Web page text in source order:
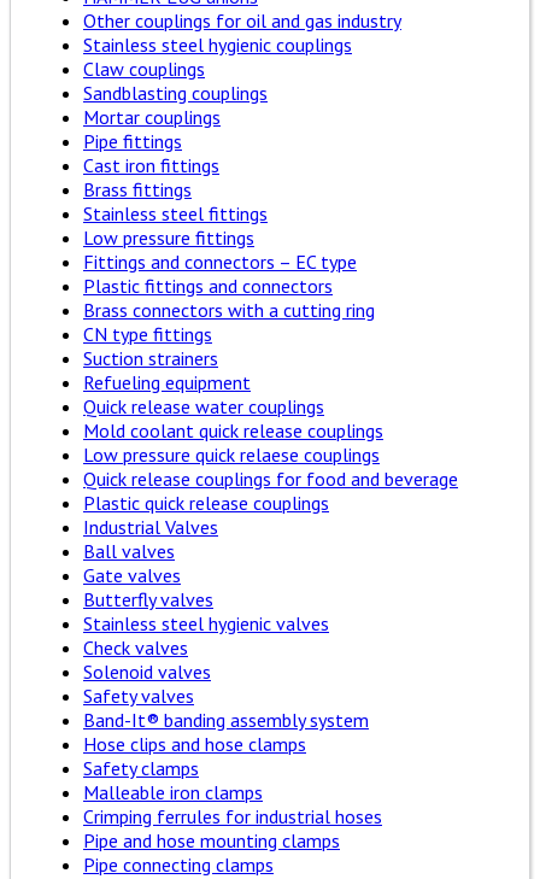
Other couplings for oil and gas industry
Stainless steel hygienic couplings
Claw couplings
Sandblasting couplings
Mortar couplings
Pipe fittings
Cast iron fittings
Brass fittings
Stainless steel fittings
Low pressure fittings
Fittings and connectors – EC type
Plastic fittings and connectors
Brass connectors with a cutting ring
CN type fittings
Suction strainers
Refueling equipment
Quick release water couplings
Mold coolant quick release couplings
Low pressure quick relaese couplings
Quick release couplings for food and beverage
Plastic quick release couplings
Industrial Valves
Ball valves
Gate valves
Butterfly valves
Stainless steel hygienic valves
Check valves
Solenoid valves
Safety valves
Band-It® banding assembly system
Hose clips and hose clamps
Safety clamps
Malleable iron clamps
Crimping ferrules for industrial hoses
Pipe and hose mounting clamps
Pipe connecting clamps